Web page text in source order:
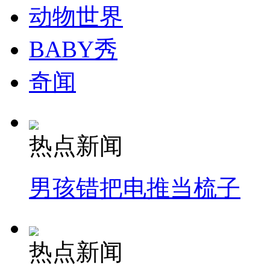
纽约上演“枕头大战”
司机酒驾遇交警 急速倒车逃窜
动物世界
BABY秀
奇闻
热点新闻
男孩错把电推当梳子
热点新闻